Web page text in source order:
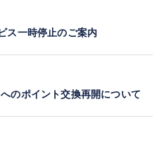
ス一時停止のご案内
のポイント交換再開について